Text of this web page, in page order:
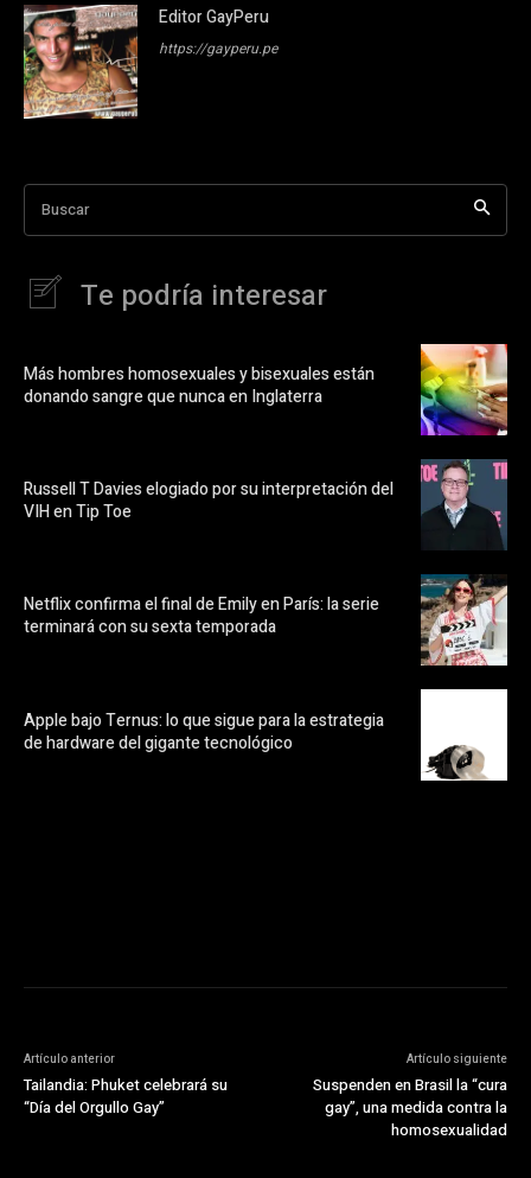
Editor GayPeru
https://gayperu.pe
Buscar
Te podría interesar
Más hombres homosexuales y bisexuales están
donando sangre que nunca en Inglaterra
Russell T Davies elogiado por su interpretación del
VIH en Tip Toe
Netflix confirma el final de Emily en París: la serie
terminará con su sexta temporada
Apple bajo Ternus: lo que sigue para la estrategia
de hardware del gigante tecnológico
Artículo anterior
Tailandia: Phuket celebrará su
“Día del Orgullo Gay”
Artículo siguiente
Suspenden en Brasil la “cura
gay”, una medida contra la
homosexualidad